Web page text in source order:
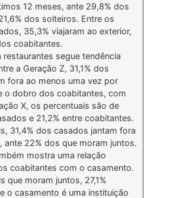
12 meses, ante 29,8% dos
dos solteiros. Entre os
35,3% viajaram ao exterior,
coabitantes.
restaurantes segue tendência
a Geração Z, 31,1% dos
fora ao menos uma vez por
o dobro dos coabitantes, com
X, os percentuais são de
e 21,2% entre coabitantes.
31,4% dos casados jantam fora
ante 22% dos que moram juntos.
mostra uma relação
coabitantes com o casamento.
que moram juntos, 27,1%
o casamento é uma instituição